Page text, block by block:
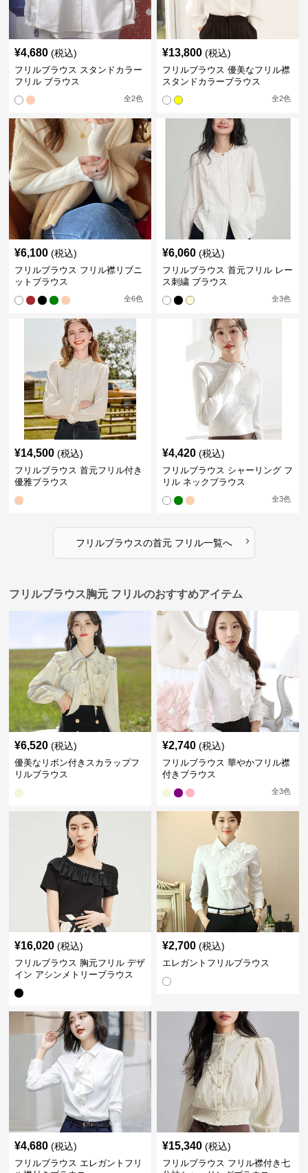
¥4,680 (税込)
フリルブラウス スタンドカラー
フリル ブラウス
全2色
¥13,800 (税込)
フリルブラウス 優美なフリル襟
スタンドカラーブラウス
全2色
¥6,100 (税込)
フリルブラウス フリル襟リブニ
ットブラウス
全6色
¥6,060 (税込)
フリルブラウス 首元フリル レー
ス刺繍 ブラウス
全3色
¥14,500 (税込)
フリルブラウス 首元フリル付き
優雅ブラウス
¥4,420 (税込)
フリルブラウス シャーリング フ
リル ネックブラウス
全3色
フリルブラウスの首元 フリル一覧へ ›
フリルブラウス胸元 フリルのおすすめアイテム
¥6,520 (税込)
優美なリボン付きスカラップフ
リルブラウス
¥2,740 (税込)
フリルブラウス 華やかフリル襟
付きブラウス
全3色
¥16,020 (税込)
フリルブラウス 胸元フリル デザ
イン アシンメトリーブラウス
¥2,700 (税込)
エレガントフリルブラウス
¥4,680 (税込)
フリルブラウス エレガントフリ
¥15,340 (税込)
フリルブラウス フリル襟付き七